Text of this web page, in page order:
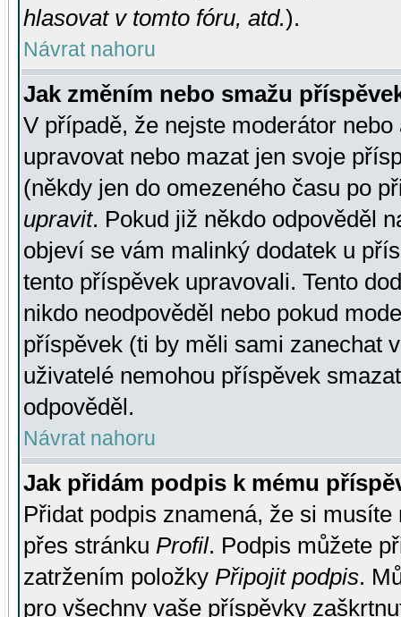
hlasovat v tomto fóru, atd.).
Návrat nahoru
Jak změním nebo smažu
V případě, že nejste moderátor
upravovat nebo mazat jen svoje
(někdy jen do omezeného času po
upravit. Pokud již někdo odpověděl
objeví se vám malinký dodatek u
tento příspěvek upravovali. Tento
nikdo neodpověděl nebo pokud
příspěvek (ti by měli sami zanechat
uživatelé nemohou příspěvek
odpověděl.
Návrat nahoru
Jak přidám podpis k mému
Přidat podpis znamená, že si
přes stránku Profil. Podpis můžete
zatržením položky Připojit podpis.
pro všechny vaše příspěvky